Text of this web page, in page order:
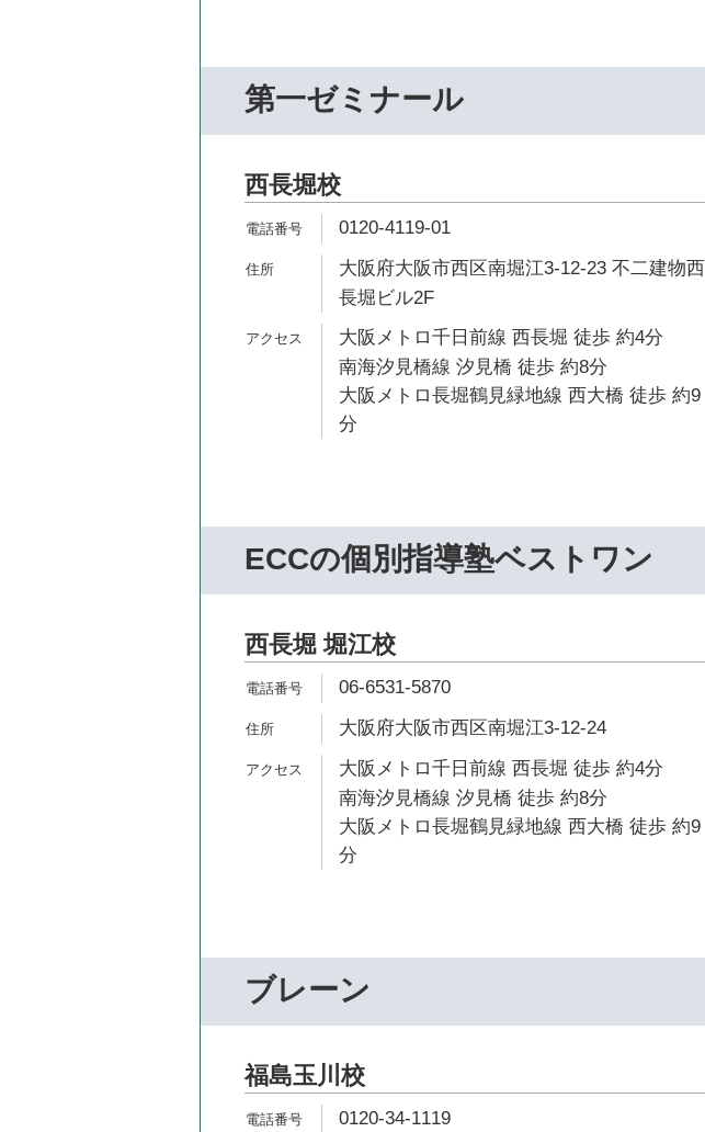
第一ゼミナール
西長堀校
0120-4119-01
大阪府大阪市西区南堀江3-12-23 不二建物西
長堀ビル2F
大阪メトロ千日前線 西長堀 徒歩 約4分
南海汐見橋線 汐見橋 徒歩 約8分
大阪メトロ長堀鶴見緑地線 西大橋 徒歩 約9
分
ECCの個別指導塾ベストワン
西長堀 堀江校
06-6531-5870
大阪府大阪市西区南堀江3-12-24
大阪メトロ千日前線 西長堀 徒歩 約4分
南海汐見橋線 汐見橋 徒歩 約8分
大阪メトロ長堀鶴見緑地線 西大橋 徒歩 約9
分
ブレーン
福島玉川校
0120-34-1119